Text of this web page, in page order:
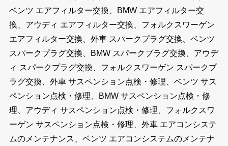
ベンツ エアフィルター交換、BMW エアフィルター交
換、アウディ エアフィルター交換、フォルクスワーゲン
エアフィルター交換、外車 スパークプラグ交換、ベンツ
スパークプラグ交換、BMW スパークプラグ交換、アウデ
ィ スパークプラグ交換、フォルクスワーゲン スパークプ
ラグ交換、外車 サスペンション点検・修理、ベンツ サス
ペンション点検・修理、BMW サスペンション点検・修
理、アウディ サスペンション点検・修理、フォルクスワ
ーゲン サスペンション点検・修理、外車 エアコンシステ
ムのメンテナンス、ベンツ エアコンシステムのメンテナ